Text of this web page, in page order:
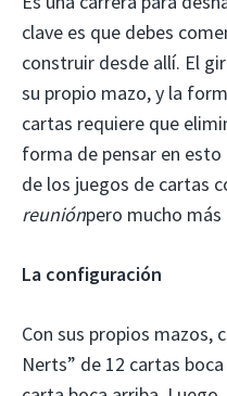
clave es que debes
construir desde allí. El
su propio mazo, y la
cartas requiere que
forma de pensar en esto
de los juegos de cartas
reuniónpero mucho
La configuración
Con sus propios mazos,
Nerts” de 12 cartas